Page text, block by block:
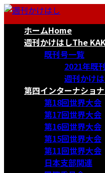
コ
ナ
ホームHome
週刊かけはしThe
既刊号一覧
2021年既
週刊かけ
第四インターナショ
第18回世界大会
第17回世界大会
第16回世界大会
第15回世界大会
第11回世界大会
日本支部関連